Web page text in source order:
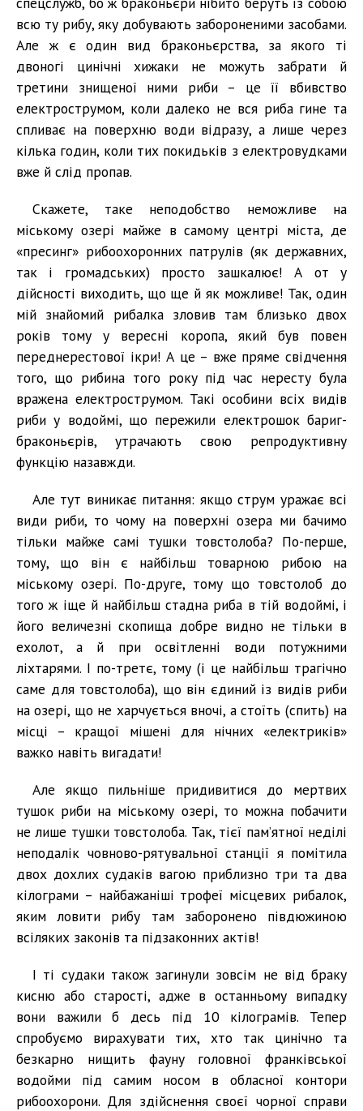
всю ту рибу, яку добувають забороненими засобами.
Але ж є один вид браконьєрства, за якого ті
двоногі цинічні хижаки не можуть забрати й
третини знищеної ними риби – це її вбивство
електрострумом, коли далеко не вся риба гине та
спливає на поверхню води відразу, а лише через
кілька годин, коли тих покидьків з електровудками
вже й слід пропав.
Скажете, таке неподобство неможливе на
міському озері майже в самому центрі міста, де
«пресинг» рибоохоронних патрулів (як державних,
так і громадських) просто зашкалює! А от у
дійсності виходить, що ще й як можливе! Так, один
мій знайомий рибалка зловив там близько двох
років тому у вересні коропа, який був повен
переднерестової ікри! А це – вже пряме свідчення
того, що рибина того року під час нересту була
вражена електрострумом. Такі особини всіх видів
риби у водоймі, що пережили електрошок бариг-
браконьєрів, утрачають свою репродуктивну
функцію назавжди.
Але тут виникає питання: якщо струм уражає всі
види риби, то чому на поверхні озера ми бачимо
тільки майже самі тушки товстолоба? По-перше,
тому, що він є найбільш товарною рибою на
міському озері. По-друге, тому що товстолоб до
того ж іще й найбільш стадна риба в тій водоймі, і
його величезні скопища добре видно не тільки в
ехолот, а й при освітленні води потужними
ліхтарями. І по-третє, тому (і це найбільш трагічно
саме для товстолоба), що він єдиний із видів риби
на озері, що не харчується вночі, а стоїть (спить) на
місці – кращої мішені для нічних «електриків»
важко навіть вигадати!
Але якщо пильніше придивитися до мертвих
тушок риби на міському озері, то можна побачити
не лише тушки товстолоба. Так, тієї пам’ятної неділі
неподалік човново-рятувальної станції я помітила
двох дохлих судаків вагою приблизно три та два
кілограми – найбажаніші трофеї місцевих рибалок,
яким ловити рибу там заборонено півдюжиною
всіляких законів та підзаконних актів!
І ті судаки також загинули зовсім не від браку
кисню або старості, адже в останньому випадку
вони важили б десь під 10 кілограмів. Тепер
спробуємо вирахувати тих, хто так цинічно та
безкарно нищить фауну головної франківської
водойми під самим носом в обласної контори
рибоохорони. Для здійснення своєї чорної справи